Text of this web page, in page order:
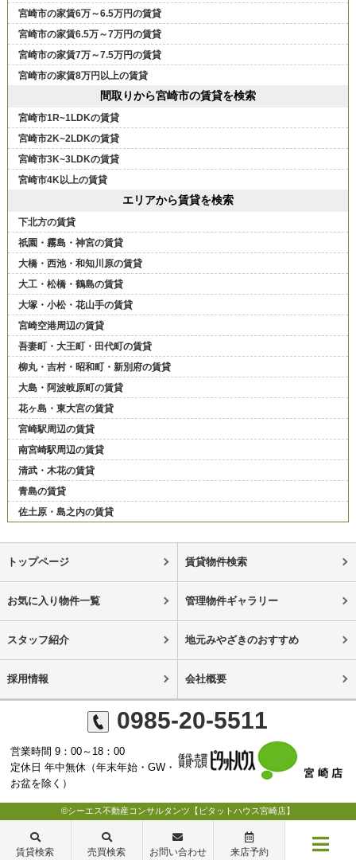
宮崎市の家賃6万～6.5万円の賃貸
宮崎市の家賃6.5万～7万円の賃貸
宮崎市の家賃7万～7.5万円の賃貸
宮崎市の家賃8万円以上の賃貸
間取りから宮崎市の賃貸を検索
宮崎市1R~1LDKの賃貸
宮崎市2K~2LDKの賃貸
宮崎市3K~3LDKの賃貸
宮崎市4K以上の賃貸
エリアから賃貸を検索
下北方の賃貸
祇園・霧島・神宮の賃貸
大橋・西池・和知川原の賃貸
大工・松橋・鶴島の賃貸
大塚・小松・花山手の賃貸
宮崎空港周辺の賃貸
吾妻町・大王町・田代町の賃貸
柳丸・吉村・昭和町・新別府の賃貸
大島・阿波岐原町の賃貸
花ヶ島・東大宮の賃貸
宮崎駅周辺の賃貸
南宮崎駅周辺の賃貸
清武・木花の賃貸
青島の賃貸
佐土原・島之内の賃貸
トップページ 賃貸物件検索
お気に入り物件一覧 管理物件ギャラリー
スタッフ紹介 地元みやざきのおすすめ
採用情報 会社概要
0985-20-5511
営業時間 9：00～18：00
定休日 年中無休（年末年始・GW・
お盆を除く）
©シーエス不動産コンサルタンツ【ピタットハウス宮崎店】
賃貸検索 売買検索 お問い合わせ 来店予約